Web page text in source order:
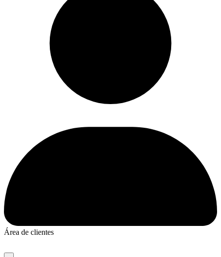
Área de clientes